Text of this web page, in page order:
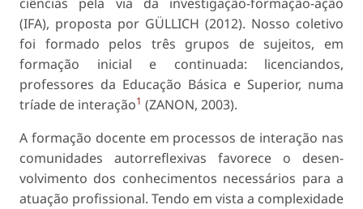
(IFA), proposta por GÜLLICH (2012). Nosso coletivo
foi formado pelos três grupos de sujeitos, em
formação inicial e continuada: licen­ciandos,
professores da Educação Básica e Supe­rior, numa
tríade de interação1 (ZANON, 2003).
A formação docente em processos de interação nas
comunidades autorreflexivas favorece o desen­
volvimento dos conhecimentos necessários para a
atuação profissional. Tendo em vista a complexidade